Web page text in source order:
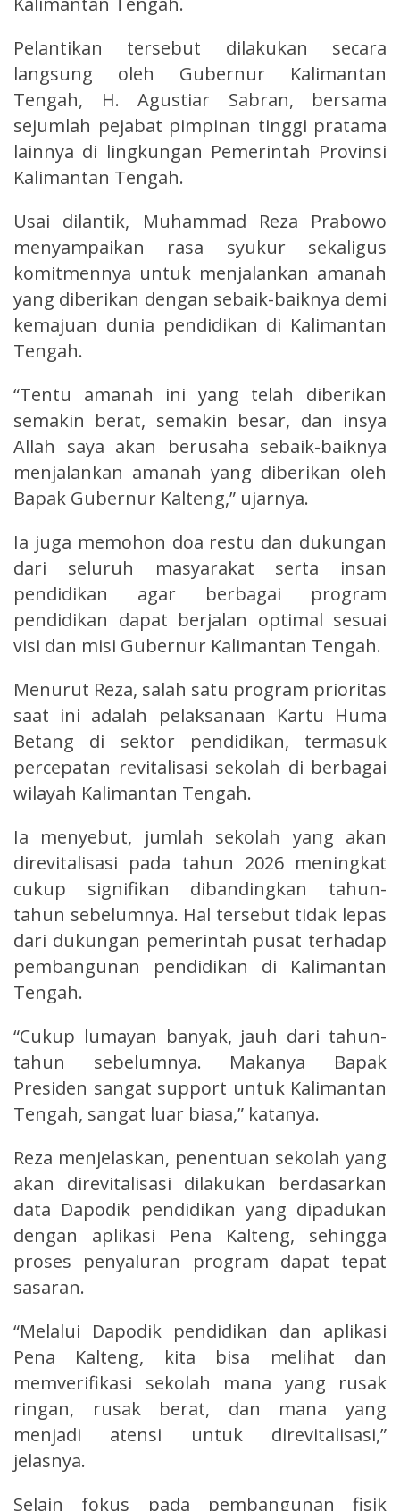
Pelantikan tersebut dilakukan secara
langsung oleh Gubernur Kalimantan
Tengah, H. Agustiar Sabran, bersama
sejumlah pejabat pimpinan tinggi pratama
lainnya di lingkungan Pemerintah Provinsi
Kalimantan Tengah.
Usai dilantik, Muhammad Reza Prabowo
menyampaikan rasa syukur sekaligus
komitmennya untuk menjalankan amanah
yang diberikan dengan sebaik-baiknya demi
kemajuan dunia pendidikan di Kalimantan
Tengah.
“Tentu amanah ini yang telah diberikan
semakin berat, semakin besar, dan insya
Allah saya akan berusaha sebaik-baiknya
menjalankan amanah yang diberikan oleh
Bapak Gubernur Kalteng,” ujarnya.
Ia juga memohon doa restu dan dukungan
dari seluruh masyarakat serta insan
pendidikan agar berbagai program
pendidikan dapat berjalan optimal sesuai
visi dan misi Gubernur Kalimantan Tengah.
Menurut Reza, salah satu program prioritas
saat ini adalah pelaksanaan Kartu Huma
Betang di sektor pendidikan, termasuk
percepatan revitalisasi sekolah di berbagai
wilayah Kalimantan Tengah.
Ia menyebut, jumlah sekolah yang akan
direvitalisasi pada tahun 2026 meningkat
cukup signifikan dibandingkan tahun-
tahun sebelumnya. Hal tersebut tidak lepas
dari dukungan pemerintah pusat terhadap
pembangunan pendidikan di Kalimantan
Tengah.
“Cukup lumayan banyak, jauh dari tahun-
tahun sebelumnya. Makanya Bapak
Presiden sangat support untuk Kalimantan
Tengah, sangat luar biasa,” katanya.
Reza menjelaskan, penentuan sekolah yang
akan direvitalisasi dilakukan berdasarkan
data Dapodik pendidikan yang dipadukan
dengan aplikasi Pena Kalteng, sehingga
proses penyaluran program dapat tepat
sasaran.
“Melalui Dapodik pendidikan dan aplikasi
Pena Kalteng, kita bisa melihat dan
memverifikasi sekolah mana yang rusak
ringan, rusak berat, dan mana yang
menjadi atensi untuk direvitalisasi,”
jelasnya.
Selain fokus pada pembangunan fisik